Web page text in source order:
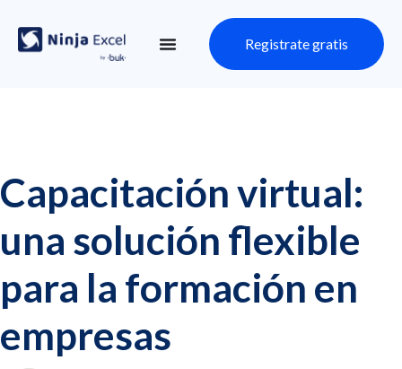
Registrate gratis
Capacitación virtual:
una solución flexible
para la formación en
empresas